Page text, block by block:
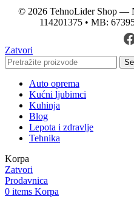
© 2026 TehnoLider Shop —
114201375 • MB:
Zatvori
Auto oprema
Kućni ljubimci
Kuhinja
Blog
Lepota i zdravlje
Tehnika
Korpa
Zatvori
Prodavnica
0 items Korpa